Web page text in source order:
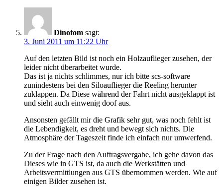
Dinotom sagt:
3. Juni 2011 um 11:22 Uhr
Auf den letzten Bild ist noch ein Holzauflieger zusehen, der
leider nicht überarbeitet wurde.
Das ist ja nichts schlimmes, nur ich bitte scs-software
zunindestens bei den Siloauflieger die Reeling herunter
zuklappen. Da Diese während der Fahrt nicht ausgeklappt ist
und sieht auch einwenig doof aus.
Ansonsten gefällt mir die Grafik sehr gut, was noch fehlt ist
die Lebendigkeit, es dreht und bewegt sich nichts. Die
Atmosphäre der Tageszeit finde ich einfach nur umwerfend.
Zu der Frage nach den Auftragsvergabe, ich gehe davon das
Dieses wie in GTS ist, da auch die Werkstätten und
Arbeitsvermittlungen aus GTS übernommen werden. Wie auf
einigen Bilder zusehen ist.